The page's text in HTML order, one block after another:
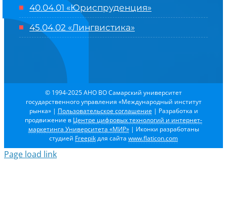
40.04.01 «Юриспруденция»
45.04.02 «Лингвистика»
© 1994-2025 АНО ВО Самарский университет
государственного управления «Международный институт
рынка» | Пользовательское соглашение | Разработка и
продвижение в Центре цифровых технологий и интернет-
маркетинга Университета «МИР»| Иконки разработаны
студией Freepikдля сайта www.flaticon.com
Page load link